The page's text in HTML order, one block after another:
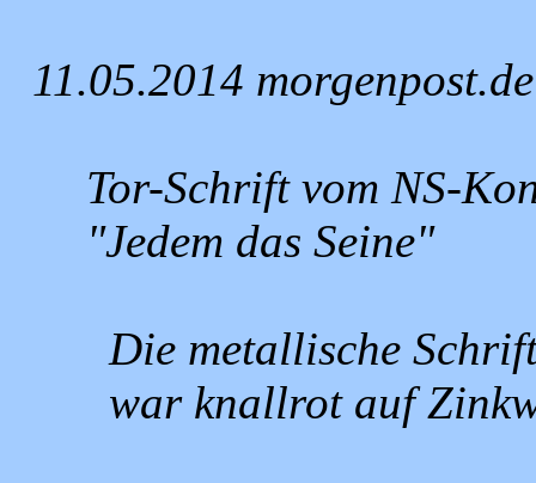
11.05.2014 morgenpost.de
Tor-Schrift vom NS-
"Jedem das Seine"
Die metallische
war knallrot auf